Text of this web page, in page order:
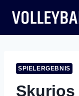
Inhalt
springen
SPIELERGEBNIS
Skurios